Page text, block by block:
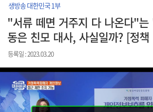
생방송 대한민국 1부
"서류 떼면 거주지 다 나온다"
동은 친모 대사, 사실일까? [정
등록일 : 2023.03.20